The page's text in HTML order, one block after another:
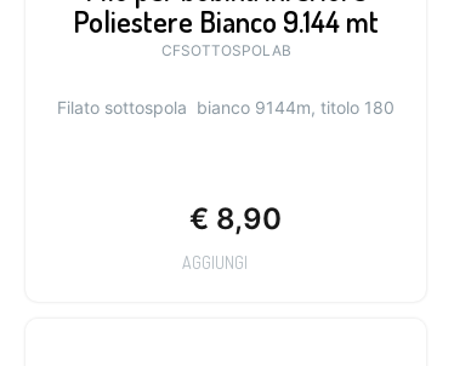
Poliestere Bianco 9.144 mt
CFSOTTOSPOLAB
Filato sottospola bianco 9144m, titolo 180
€ 8,90
AGGIUNGI